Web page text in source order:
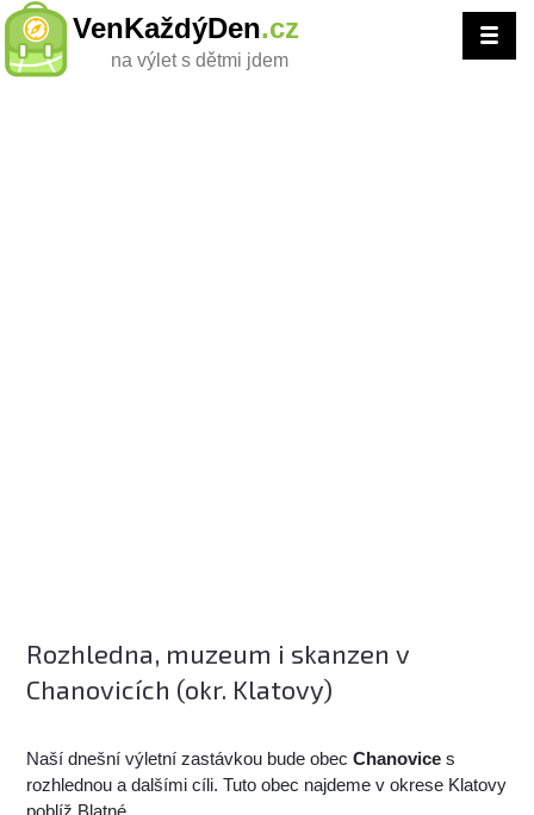
VenKaždýDen.cz
na výlet s dětmi jdem
Rozhledna, muzeum i skanzen v
Chanovicích (okr. Klatovy)
Naší dnešní výletní zastávkou bude obecChanovice s
rozhlednou a dalšími cíli. Tuto obec najdeme v okrese Klatovy
poblíž Blatné.